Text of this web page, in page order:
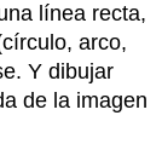
línea recta,
arco,
Y dibujar
de la imagen